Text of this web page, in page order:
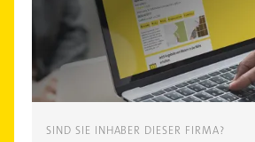
SIND SIE INHABER DIESER FIRMA?